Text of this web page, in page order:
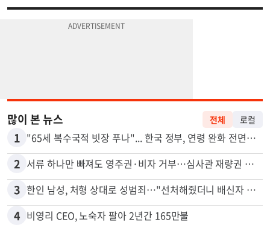
1 "65세 복수국적 빗장 푸나"... 한국 정부, 연령 완화 전면 추진
2 서류 하나만 빠져도 영주권·비자 거부…심사관 재량권 대폭 확대
3